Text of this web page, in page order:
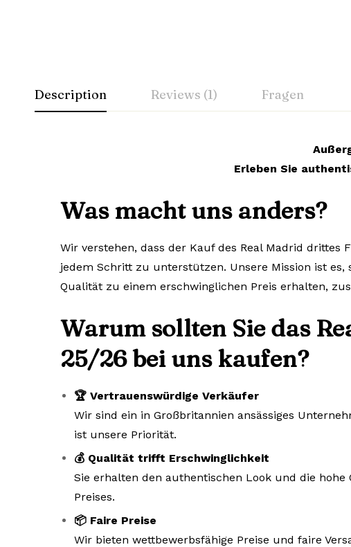
Description Reviews (1) Fragen
Erleben Sie
Was macht uns anders?
Wir verstehen, dass der Kauf des Real Madrid
jedem Schritt zu unterstützen. Unsere Mission ist es,
Qualität zu einem erschwinglichen Preis erhalten,
Warum sollten Sie das
25/26 bei uns kaufen?
🏆 Vertrauenswürdige Verkäufer
Wir sind ein in Großbritannien ansässiges
ist unsere Priorität.
💰 Qualität trifft Erschwinglichkeit
Sie erhalten den authentischen Look und die
Preises.
📦 Faire Preise
Wir bieten wettbewerbsfähige Preise und faire